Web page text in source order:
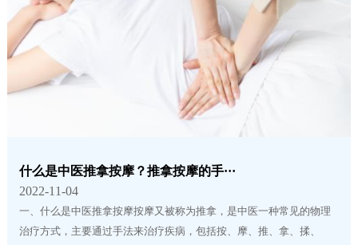
什么是中医推拿按摩？推拿按摩的手···
2022-11-04
一、什么是中医推拿按摩按摩又被称为推拿，是中医一种常见的物理
治疗方式，主要通过手法来治疗疾病，包括按、摩、推、拿、揉、